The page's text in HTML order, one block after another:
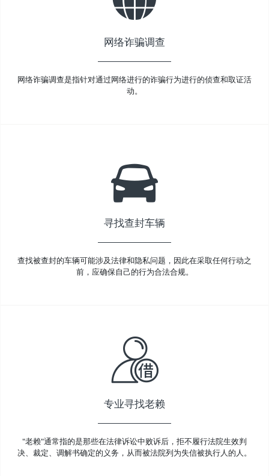
网络诈骗调查
网络诈骗调查是指针对通过网络进行的诈骗行为进行的侦查和取证活
动。
寻找查封车辆
查找被查封的车辆可能涉及法律和隐私问题，因此在采取任何行动之
前，应确保自己的行为合法合规。
专业寻找老赖
"老赖"通常指的是那些在法律诉讼中败诉后，拒不履行法院生效判
决、裁定、调解书确定的义务，从而被法院列为失信被执行人的人。